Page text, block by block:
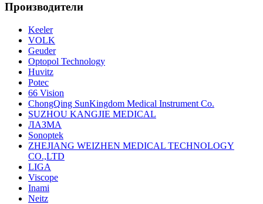
Производители
Keeler
VOLK
Geuder
Optopol Technology
Huvitz
Potec
66 Vision
ChongQing SunKingdom Medical Instrument Co.
SUZHOU KANGJIE MEDICAL
ЛАЗМА
Sonoptek
ZHEJIANG WEIZHEN MEDICAL TECHNOLOGY
CO.,LTD
LIGA
Viscope
Inami
Neitz